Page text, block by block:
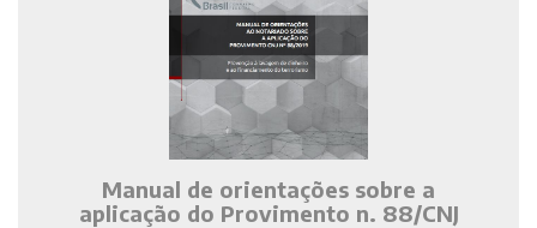
Manual de orientações sobre a
aplicação do Provimento n. 88/CNJ